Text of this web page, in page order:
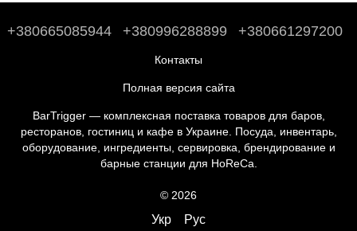
+380665085944 +380996288899 +380661297200
Контакты
Полная версия сайта
BarTrigger — комплексная поставка товаров для баров,
ресторанов, гостиниц и кафе в Украине. Посуда, инвентарь,
оборудование, ингредиенты, сервировка, брендирование и
барные станции для HoReCa.
© 2026
Укр Рус